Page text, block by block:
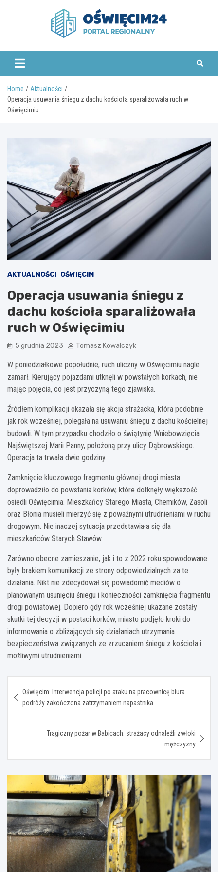
www.oswiecim24.pl
Home
Aktualności
Operacja usuwania śniegu z dachu kościoła sparaliżowała ruch w
Oświęcimiu
AKTUALNOŚCI OŚWIĘCIM
Operacja usuwania śniegu z
dachu kościoła sparaliżowała
ruch w Oświęcimiu
5 grudnia 2023 Tomasz Kowalczyk
W poniedziałkowe popołudnie, ruch uliczny w Oświęcimiu nagle
zamarł. Kierujący pojazdami utknęli w powstałych korkach, nie
mając pojęcia, co jest przyczyną tego zjawiska.
Źródłem komplikacji okazała się akcja strażacka, która podobnie
jak rok wcześniej, polegała na usuwaniu śniegu z dachu kościelnej
budowli. W tym przypadku chodziło o świątynię Wniebowzięcia
Najświętszej Marii Panny, położoną przy ulicy Dąbrowskiego.
Operacja ta trwała dwie godziny.
Zamknięcie kluczowego fragmentu głównej drogi miasta
doprowadziło do powstania korków, które dotknęły większość
osiedli Oświęcimia. Mieszkańcy Starego Miasta, Chemików, Zasoli
oraz Błonia musieli mierzyć się z poważnymi utrudnieniami w ruchu
drogowym. Nie inaczej sytuacja przedstawiała się dla
mieszkańców Starych Stawów.
Zarówno obecne zamieszanie, jak i to z 2022 roku spowodowane
były brakiem komunikacji ze strony odpowiedzialnych za te
działania. Nikt nie zdecydował się powiadomić mediów o
planowanym usunięciu śniegu i konieczności zamknięcia fragmentu
drogi powiatowej. Dopiero gdy rok wcześniej ukazane zostały
skutki tej decyzji w postaci korków, miasto podjęło kroki do
informowania o zbliżających się działaniach utrzymania
bezpieczeństwa związanych ze zrzucaniem śniegu z kościoła i
możliwymi utrudnieniami.
wpisu
Oświęcim: Interwencja policji po ataku na pracownicę biura
podróży zakończona zatrzymaniem napastnika
Tragiczny pożar w Babicach: strażacy odnaleźli zwłoki
mężczyzny